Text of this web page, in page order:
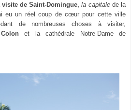
visite de Saint-Domingue, la capitalede la
eu un réel coup de cœur pour cette ville
de nombreuses choses à visiter,
et la cathédrale Notre-Dame de